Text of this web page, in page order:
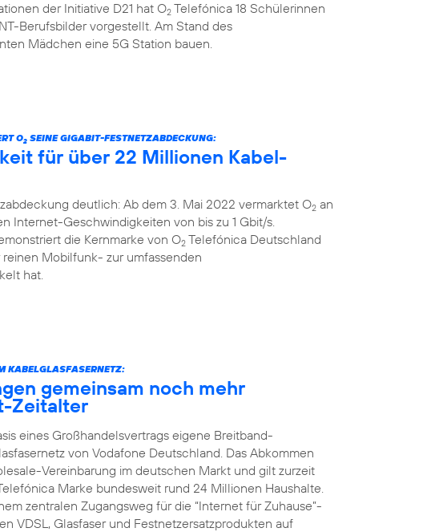
der Initiative D21 hat O2 Telefónica 18 Schülerinnen
Berufsbilder vorgestellt. Am Stand des
Mädchen eine 5G Station bauen.
O2 SEINE GIGABIT-FESTNETZABDECKUNG:
für über 22 Millionen Kabel-
deutlich: Ab dem 3. Mai 2022 vermarktet O2 an
Internet-Geschwindigkeiten von bis zu 1 Gbit/s.
die Kernmarke von O2 Telefónica Deutschland
Mobilfunk- zur umfassenden
hat.
KABELGLASFASERNETZ:
gemeinsam noch mehr
Zeitalter
eines Großhandelsvertrags eigene Breitband-
von Vodafone Deutschland. Das Abkommen
Vereinbarung im deutschen Markt und gilt zurzeit
Marke bundesweit rund 24 Millionen Haushalte.
zentralen Zugangsweg für die “Internet für Zuhause”-
VDSL, Glasfaser und Festnetzersatzprodukten auf